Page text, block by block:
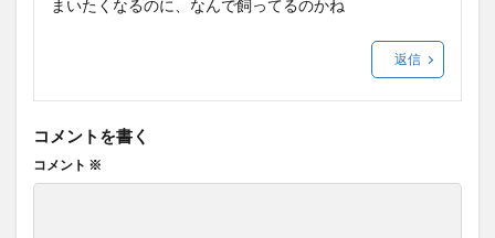
まいたくなるのに、なんで飼ってるのかね
返信
コメントを書く
コメント ※